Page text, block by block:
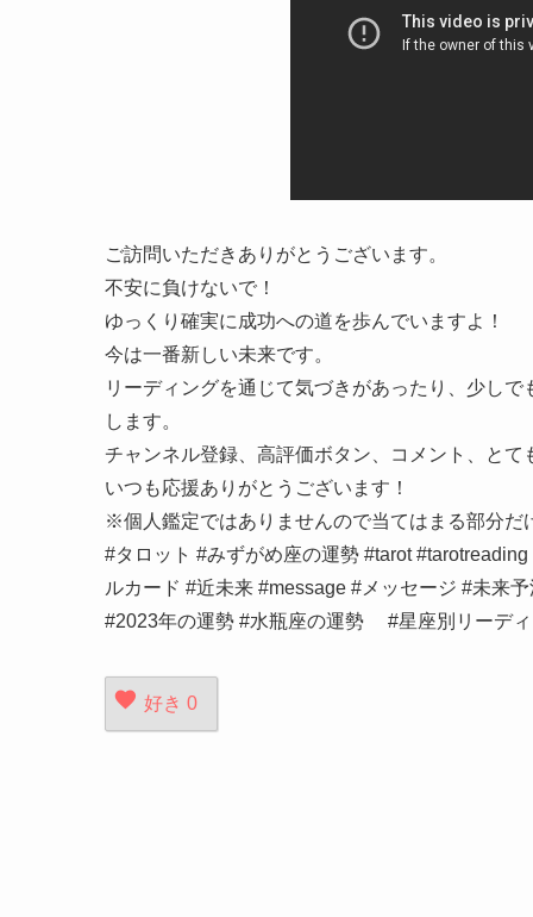
ご訪問いただきありがとうございます。
不安に負けないで！
ゆっくり確実に成功への道を歩んでいますよ！
今は一番新しい未来です。
リーディングを通じて気づきがあったり、少し
します。
チャンネル登録、高評価ボタン、コメント、とて
いつも応援ありがとうございます！
※個人鑑定ではありませんので当てはまる部分
#タロット #みずがめ座の運勢 #tarot
ルカード #近未来 #message #メッセージ #未
#2023年の運勢 #水瓶座の運勢 #星座別リーデ
好き 0